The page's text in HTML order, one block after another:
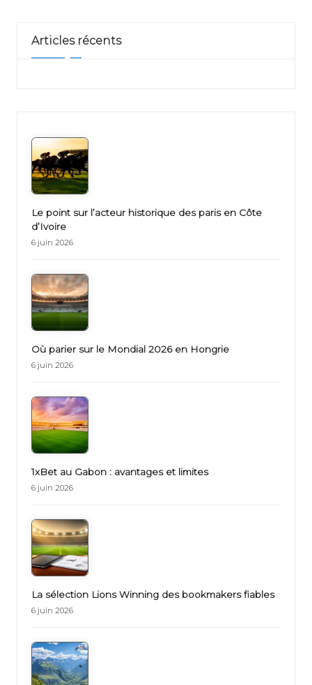
Articles récents
Le point sur l’acteur historique des paris en Côte
d’Ivoire
6 juin 2026
Où parier sur le Mondial 2026 en Hongrie
6 juin 2026
1xBet au Gabon : avantages et limites
6 juin 2026
La sélection Lions Winning des bookmakers fiables
6 juin 2026